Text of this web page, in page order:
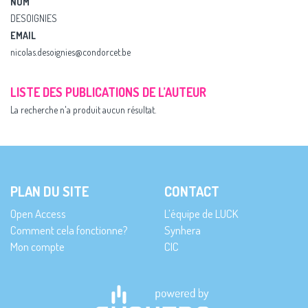
DESOIGNIES
EMAIL
nicolas.desoignies@condorcet.be
LISTE DES PUBLICATIONS DE L’AUTEUR
La recherche n'a produit aucun résultat.
PLAN DU SITE
Open Access
Comment cela fonctionne?
Mon compte
CONTACT
L’équipe de LUCK
Synhera
CIC